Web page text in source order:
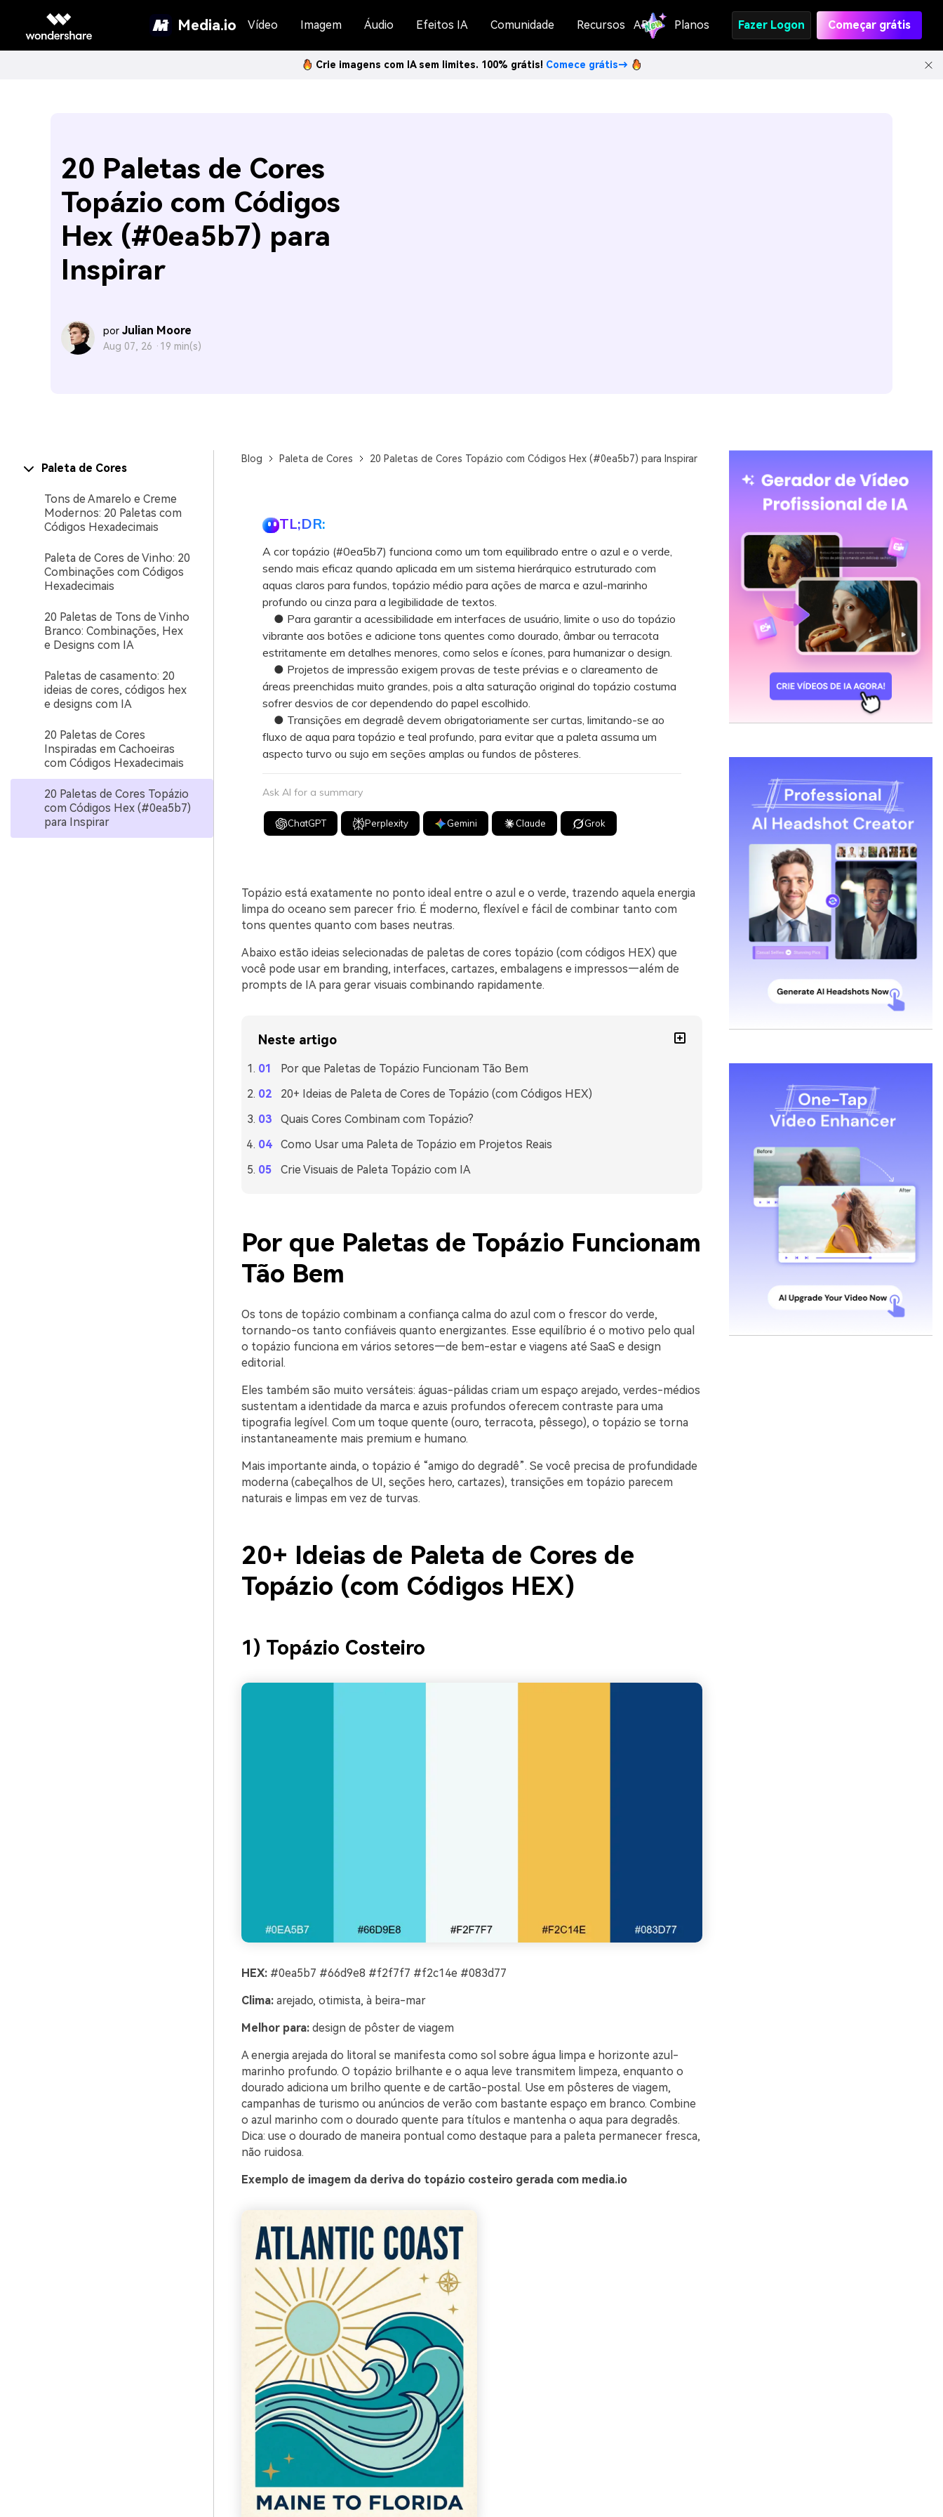
Media.io Vídeo Imagem Áudio Efeitos IA Comunidade Recursos API Planos Fazer Logon Começar grátis
Crie imagens com IA sem limites. 100% grátis! Comece grátis→
20 Paletas de Cores
Topázio com Códigos
Hex (#0ea5b7) para
Inspirar
por Julian Moore
Aug 07, 26 · 19 min(s)
Paleta de Cores
Tons de Amarelo e Creme
Modernos: 20 Paletas com
Códigos Hexadecimais
Paleta de Cores de Vinho: 20
Combinações com Códigos
Hexadecimais
20 Paletas de Tons de Vinho
Branco: Combinações, Hex
e Designs com IA
Paletas de casamento: 20
ideias de cores, códigos hex
e designs com IA
20 Paletas de Cores
Inspiradas em Cachoeiras
com Códigos Hexadecimais
20 Paletas de Cores Topázio
com Códigos Hex (#0ea5b7)
para Inspirar
Blog Paleta de Cores 20 Paletas de Cores Topázio com Códigos Hex (#0ea5b7) para Inspirar
TL;DR:
A cor topázio (#0ea5b7) funciona como um tom equilibrado entre o azul e o verde,
sendo mais eficaz quando aplicada em um sistema hierárquico estruturado com
aquas claros para fundos, topázio médio para ações de marca e azul-marinho
profundo ou cinza para a legibilidade de textos.
● Para garantir a acessibilidade em interfaces de usuário, limite o uso do topázio
vibrante aos botões e adicione tons quentes como dourado, âmbar ou terracota
estritamente em detalhes menores, como selos e ícones, para humanizar o design.
● Projetos de impressão exigem provas de teste prévias e o clareamento de
áreas preenchidas muito grandes, pois a alta saturação original do topázio costuma
sofrer desvios de cor dependendo do papel escolhido.
● Transições em degradê devem obrigatoriamente ser curtas, limitando-se ao
fluxo de aqua para topázio e teal profundo, para evitar que a paleta assuma um
aspecto turvo ou sujo em seções amplas ou fundos de pôsteres.
Ask AI for a summary
ChatGPT Perplexity Gemini Claude Grok
Topázio está exatamente no ponto ideal entre o azul e o verde, trazendo aquela energia
limpa do oceano sem parecer frio. É moderno, flexível e fácil de combinar tanto com
tons quentes quanto com bases neutras.
Abaixo estão ideias selecionadas de paletas de cores topázio (com códigos HEX) que
você pode usar em branding, interfaces, cartazes, embalagens e impressos—além de
prompts de IA para gerar visuais combinando rapidamente.
Neste artigo
Por que Paletas de Topázio Funcionam Tão Bem
20+ Ideias de Paleta de Cores de Topázio (com Códigos HEX)
Quais Cores Combinam com Topázio?
Como Usar uma Paleta de Topázio em Projetos Reais
Crie Visuais de Paleta Topázio com IA
Por que Paletas de Topázio Funcionam
Tão Bem
Os tons de topázio combinam a confiança calma do azul com o frescor do verde,
tornando-os tanto confiáveis quanto energizantes. Esse equilíbrio é o motivo pelo qual
o topázio funciona em vários setores—de bem-estar e viagens até SaaS e design
editorial.
Eles também são muito versáteis: águas-pálidas criam um espaço arejado, verdes-médios
sustentam a identidade da marca e azuis profundos oferecem contraste para uma
tipografia legível. Com um toque quente (ouro, terracota, pêssego), o topázio se torna
instantaneamente mais premium e humano.
Mais importante ainda, o topázio é “amigo do degradê”. Se você precisa de profundidade
moderna (cabeçalhos de UI, seções hero, cartazes), transições em topázio parecem
naturais e limpas em vez de turvas.
20+ Ideias de Paleta de Cores de
Topázio (com Códigos HEX)
1) Topázio Costeiro
HEX:#0ea5b7 #66d9e8 #f2f7f7 #f2c14e #083d77
Clima:arejado, otimista, à beira-mar
Melhor para:design de pôster de viagem
A energia arejada do litoral se manifesta como sol sobre água limpa e horizonte azul-
marinho profundo. O topázio brilhante e o aqua leve transmitem limpeza, enquanto o
dourado adiciona um brilho quente e de cartão-postal. Use em pôsteres de viagem,
campanhas de turismo ou anúncios de verão com bastante espaço em branco. Combine
o azul marinho com o dourado quente para títulos e mantenha o aqua para degradês.
Dica: use o dourado de maneira pontual como destaque para a paleta permanecer fresca,
não ruidosa.
Exemplo de imagem da deriva do topázio costeiro gerada com media.io